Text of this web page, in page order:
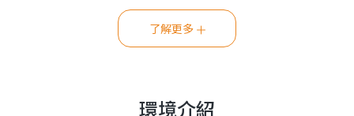
了解更多
環境介紹